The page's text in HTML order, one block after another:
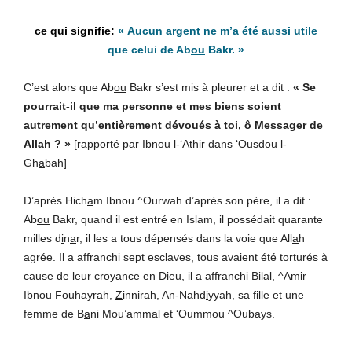
« Aucun argent ne m’a été aussi utile
que celui de Abou Bakr. »
C’est alors que Abou Bakr s’est mis à pleurer et a dit : « Se
pourrait-il que ma personne et mes biens soient
autrement qu’entièrement dévoués à toi, ô Messager de
Allah ? » [rapporté par Ibnou l-‘Athir dans ‘Ousdou l-
Ghabah]
D’après Hicham Ibnou ^Ourwah d’après son père, il a dit :
Abou Bakr, quand il est entré en Islam, il possédait quarante
milles dinar, il les a tous dépensés dans la voie que Allah
agrée. Il a affranchi sept esclaves, tous avaient été torturés à
cause de leur croyance en Dieu, il a affranchi Bilal, ^Amir
Ibnou Fouhayrah, Zinnirah, An-Nahdiyyah, sa fille et une
femme de Bani Mou’ammal et ‘Oummou ^Oubays.